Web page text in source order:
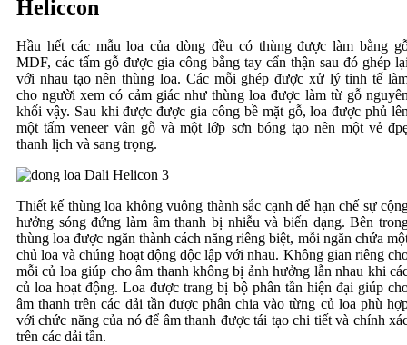
Heliccon
Hầu hết các mẫu loa của dòng đều có thùng được làm bằng
MDF, các tấm gỗ được gia công bằng tay cẩn thận sau đó ghép
với nhau tạo nên thùng loa. Các mỗi ghép được xử lý tinh tế
cho người xem có cảm giác như thùng loa được làm từ gỗ
khối vậy. Sau khi được được gia công bề mặt gỗ, loa được phủ
một tấm veneer vân gỗ và một lớp sơn bóng tạo nên một vẻ
thanh lịch và sang trọng.
Thiết kế thùng loa không vuông thành sắc cạnh để hạn chế sự
hưởng sóng đứng làm âm thanh bị nhiễu và biến dạng. Bên
thùng loa được ngăn thành cách năng riêng biệt, mỗi ngăn chứa
chủ loa và chúng hoạt động độc lập với nhau. Không gian riêng
mỗi củ loa giúp cho âm thanh không bị ảnh hưởng lẫn nhau khi
củ loa hoạt động. Loa được trang bị bộ phân tần hiện đại giúp
âm thanh trên các dải tần được phân chia vào từng củ loa phù
với chức năng của nó để âm thanh được tái tạo chi tiết và chính
trên các dải tần.